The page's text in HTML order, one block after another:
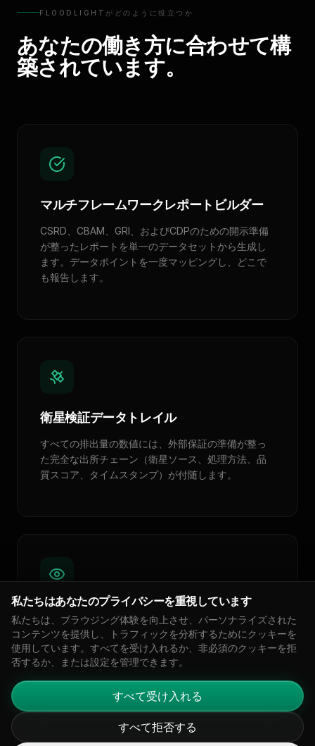
FLOODLIGHTがどのように役立つか
あなたの働き方に合わせて構
築されています。
マルチフレームワークレポートビルダー
CSRD、CBAM、GRI、およびCDPのための開示準備
が整ったレポートを単一のデータセットから生成し
ます。データポイントを一度マッピングし、どこで
も報告します。
衛星検証データトレイル
すべての排出量の数値には、外部保証の準備が整っ
た完全な出所チェーン（衛星ソース、処理方法、品
質スコア、タイムスタンプ）が付随します。
自動ギャップ検出
カバレッジが報告の閾値を下回ったときにリアルタ
イムでアラートが発生します。締切前に注意が必要
な施設を知り、締切後ではありません。
私たちはあなたのプライバシーを重視しています
私たちは、ブラウジング体験を向上させ、パーソナライズされた
コンテンツを提供し、トラフィックを分析するためにクッキーを
使用しています。すべてを受け入れるか、非必須のクッキーを拒
否するか、または設定を管理できます。
すべて受け入れる
すべて拒否する